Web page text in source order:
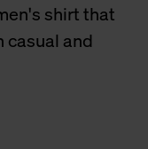
shirt that
casual and